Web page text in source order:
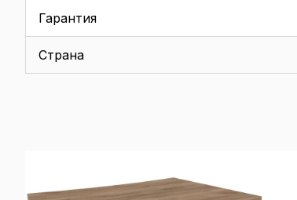
Гарантия
Страна